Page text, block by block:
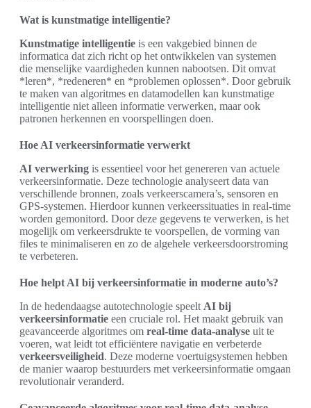
Wat is kunstmatige intelligentie?
Kunstmatige intelligentie is een vakgebied binnen de
informatica dat zich richt op het ontwikkelen van systemen
die menselijke vaardigheden kunnen nabootsen. Dit omvat
*leren*, *redeneren* en *problemen oplossen*. Door gebruik
te maken van algoritmes en datamodellen kan kunstmatige
intelligentie niet alleen informatie verwerken, maar ook
patronen herkennen en voorspellingen doen.
Hoe AI verkeersinformatie verwerkt
AI verwerking is essentieel voor het genereren van actuele
verkeersinformatie. Deze technologie analyseert data van
verschillende bronnen, zoals verkeerscamera’s, sensoren en
GPS-systemen. Hierdoor kunnen verkeerssituaties in real-time
worden gemonitord. Door deze gegevens te verwerken, is het
mogelijk om verkeersdrukte te voorspellen, de vorming van
files te minimaliseren en zo de algehele verkeersdoorstroming
te verbeteren.
Hoe helpt AI bij verkeersinformatie in moderne auto’s?
In de hedendaagse autotechnologie speelt AI bij
verkeersinformatie een cruciale rol. Het maakt gebruik van
geavanceerde algoritmes om real-time data-analyse uit te
voeren, wat leidt tot efficiëntere navigatie en verbeterde
verkeersveiligheid. Deze moderne voertuigsystemen hebben
de manier waarop bestuurders met verkeersinformatie omgaan
revolutionair veranderd.